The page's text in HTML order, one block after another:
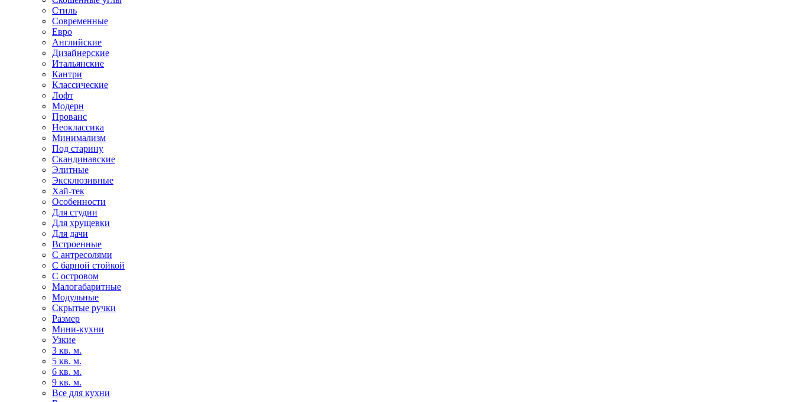
Стиль
Современные
Евро
Английские
Дизайнерские
Итальянские
Кантри
Классические
Лофт
Модерн
Прованс
Неоклассика
Минимализм
Под старину
Скандинавские
Элитные
Эксклюзивные
Хай-тек
Особенности
Для студии
Для хрущевки
Для дачи
Встроенные
С антресолями
С барной стойкой
С островом
Малогабаритные
Модульные
Скрытые ручки
Размер
Мини-кухни
Узкие
3 кв. м.
5 кв. м.
6 кв. м.
9 кв. м.
Все для кухни